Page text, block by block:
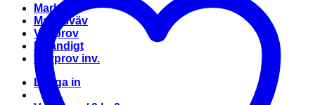
Markis
Markisväv
Vävprov
Invändigt
Vävprov inv.
Logga in